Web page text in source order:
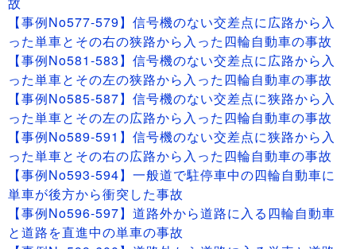
【事例No577-579】信号機のない交差点に広路から入
った単車とその右の狭路から入った四輪自動車の事故
【事例No581-583】信号機のない交差点に広路から入
った単車とその左の狭路から入った四輪自動車の事故
【事例No585-587】信号機のない交差点に狭路から入
った単車とその左の広路から入った四輪自動車の事故
【事例No589-591】信号機のない交差点に狭路から入
った単車とその右の広路から入った四輪自動車の事故
【事例No593-594】一般道で駐停車中の四輪自動車に
単車が後方から衝突した事故
【事例No596-597】道路外から道路に入る四輪自動車
と道路を直進中の単車の事故